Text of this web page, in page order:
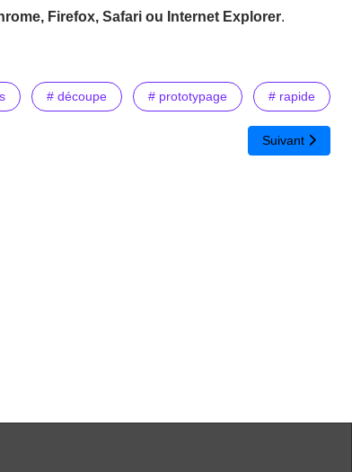
Firefox, Safari ou Internet Explorer.
# découpe # prototypage # rapide
Article suivant
Suivant